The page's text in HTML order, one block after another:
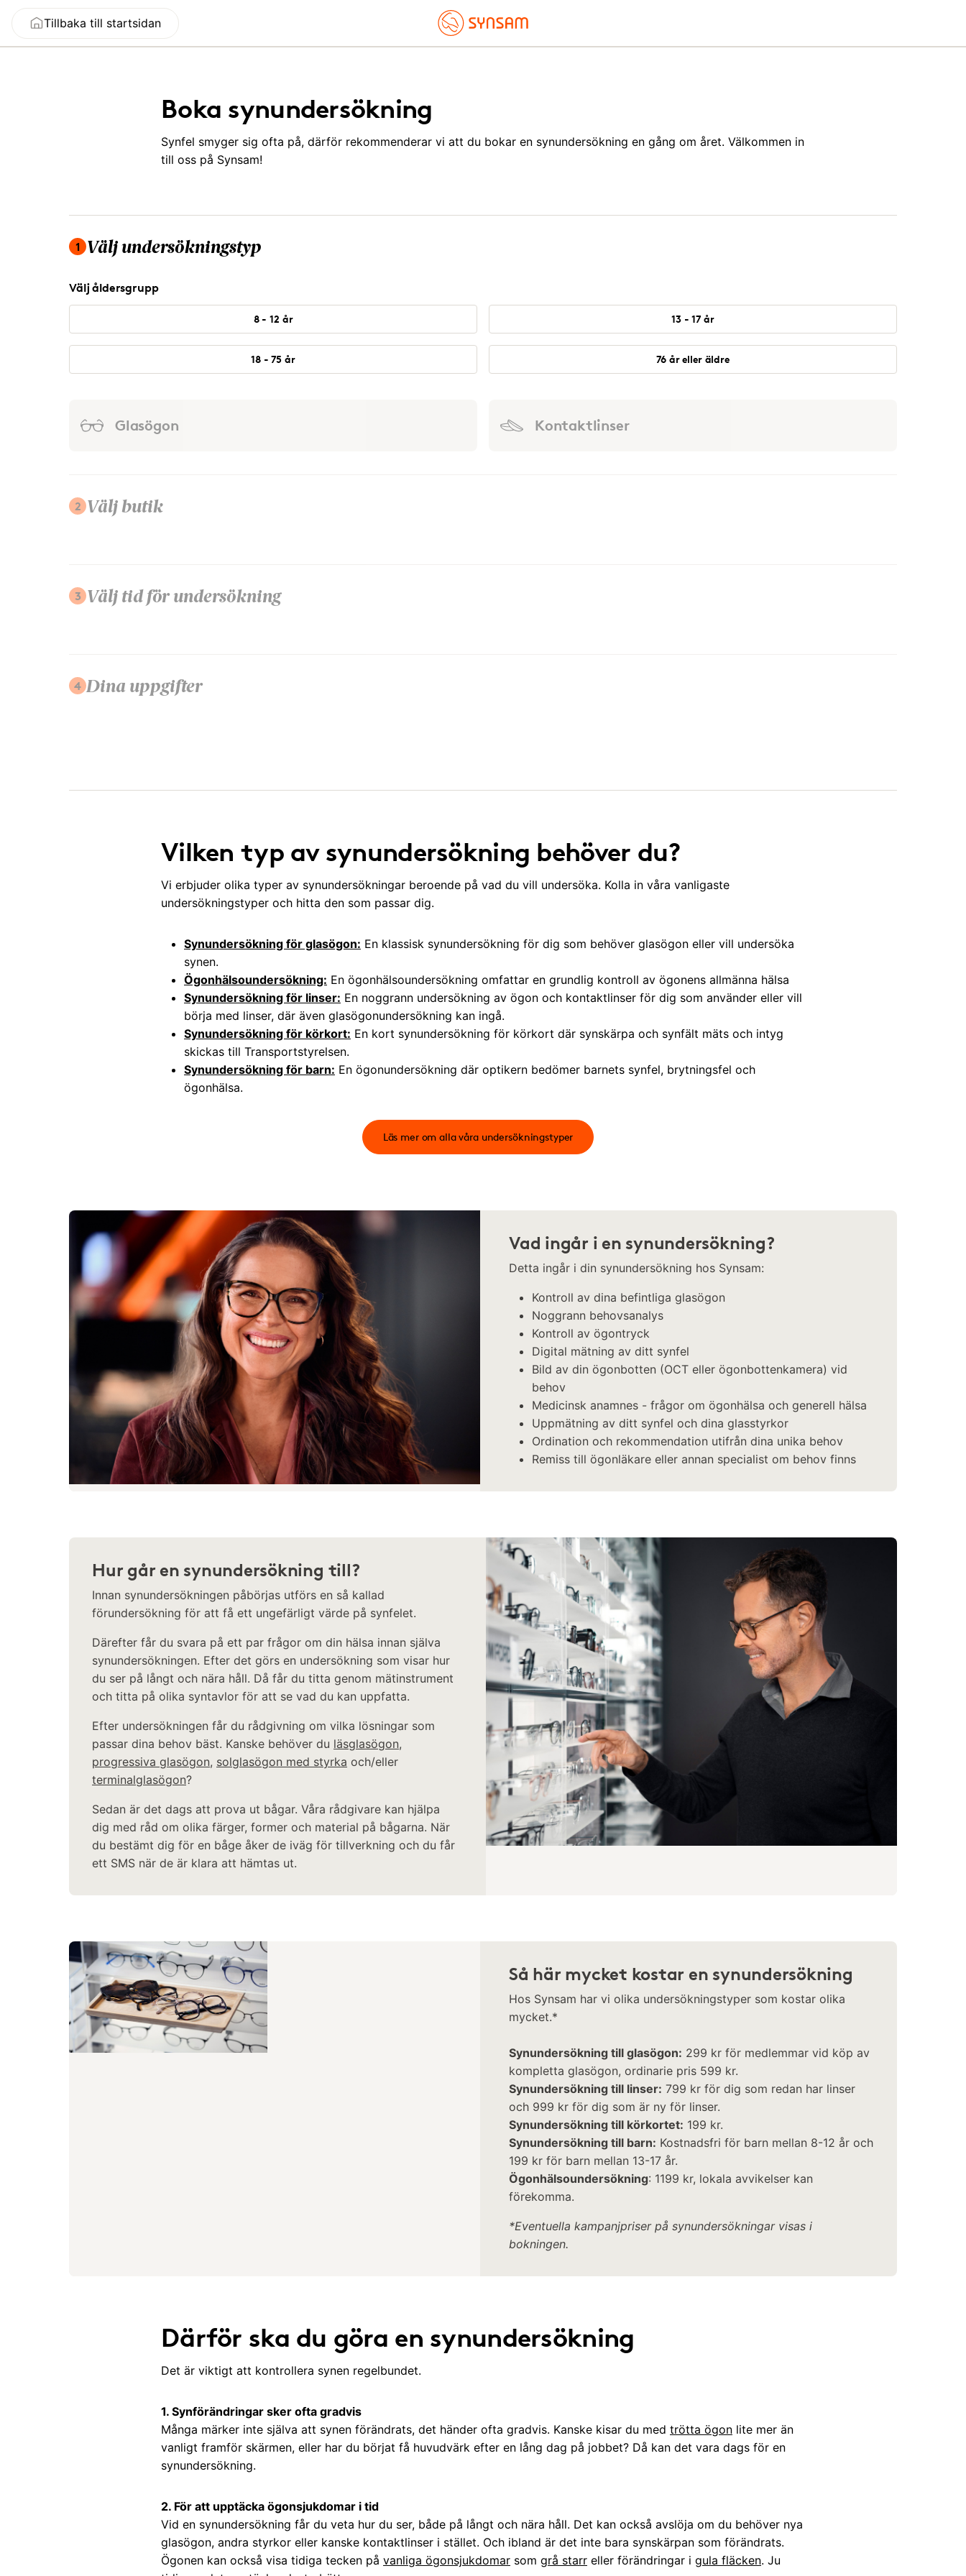
Tillbaka till startsidan
Boka synundersökning
Synfel smyger sig ofta på, därför rekommenderar vi att du bokar en synundersökning en gång om året. Välkommen in
till oss på Synsam!
1 Välj undersökningstyp
Välj åldersgrupp
8 - 12 år 13 - 17 år
18 - 75 år 76 år eller äldre
Glasögon Kontaktlinser
2 Välj butik
3 Välj tid för undersökning
4 Dina uppgifter
Vilken typ av synundersökning behöver du?
Vi erbjuder olika typer av synundersökningar beroende på vad du vill undersöka. Kolla in våra vanligaste
undersökningstyper och hitta den som passar dig.
Synundersökning för glasögon: En klassisk synundersökning för dig som behöver glasögon eller vill undersöka
synen.
Ögonhälsoundersökning: En ögonhälsoundersökning omfattar en grundlig kontroll av ögonens allmänna hälsa
Synundersökning för linser: En noggrann undersökning av ögon och kontaktlinser för dig som använder eller vill
börja med linser, där även glasögonundersökning kan ingå.
Synundersökning för körkort: En kort synundersökning för körkort där synskärpa och synfält mäts och intyg
skickas till Transportstyrelsen.
Synundersökning för barn: En ögonundersökning där optikern bedömer barnets synfel, brytningsfel och
ögonhälsa.
Läs mer om alla våra undersökningstyper
Vad ingår i en synundersökning?
Detta ingår i din synundersökning hos Synsam:
Kontroll av dina befintliga glasögon
Noggrann behovsanalys
Kontroll av ögontryck
Digital mätning av ditt synfel
Bild av din ögonbotten (OCT eller ögonbottenkamera) vid
behov
Medicinsk anamnes - frågor om ögonhälsa och generell hälsa
Uppmätning av ditt synfel och dina glasstyrkor
Ordination och rekommendation utifrån dina unika behov
​Remiss till ögonläkare eller annan specialist om behov finns
Hur går en synundersökning till?
Innan synundersökningen påbörjas utförs en så kallad
förundersökning för att få ett ungefärligt värde på synfelet.
Därefter får du svara på ett par frågor om din hälsa innan själva
synundersökningen. Efter det görs en undersökning som visar hur
du ser på långt och nära håll. Då får du titta genom mätinstrument
och titta på olika syntavlor för att se vad du kan uppfatta.
Efter undersökningen får du rådgivning om vilka lösningar som
passar dina behov bäst. Kanske behöver du läsglasögon,
progressiva glasögon, solglasögon med styrka och/eller
terminalglasögon?
Sedan är det dags att prova ut bågar. Våra rådgivare kan hjälpa
dig med råd om olika färger, former och material på bågarna. När
du bestämt dig för en båge åker de iväg för tillverkning och du får
ett SMS när de är klara att hämtas ut.
Så här mycket kostar en synundersökning
Hos Synsam har vi olika undersökningstyper som kostar olika
mycket.*
Synundersökning till glasögon: 299 kr för medlemmar vid köp av
kompletta glasögon, ordinarie pris 599 kr.
Synundersökning till linser: 799 kr för dig som redan har linser
och 999 kr för dig som är ny för linser.
Synundersökning till körkortet: 199 kr.
Synundersökning till barn: Kostnadsfri för barn mellan 8-12 år och
199 kr för barn mellan 13-17 år.
Ögonhälsoundersökning: 1199 kr, lokala avvikelser kan
förekomma.
*Eventuella kampanjpriser på synundersökningar visas i
bokningen.
Därför ska du göra en synundersökning
Det är viktigt att kontrollera synen regelbundet.
1. Synförändringar sker ofta gradvis
Många märker inte själva att synen förändrats, det händer ofta gradvis. Kanske kisar du med trötta ögon lite mer än
vanligt framför skärmen, eller har du börjat få huvudvärk efter en lång dag på jobbet? Då kan det vara dags för en
synundersökning.
2. För att upptäcka ögonsjukdomar i tid
Vid en synundersökning får du veta hur du ser, både på långt och nära håll. Det kan också avslöja om du behöver nya
glasögon, andra styrkor eller kanske kontaktlinser i stället. Och ibland är det inte bara synskärpan som förändrats.
Ögonen kan också visa tidiga tecken på vanliga ögonsjukdomar som grå starr eller förändringar i gula fläcken. Ju